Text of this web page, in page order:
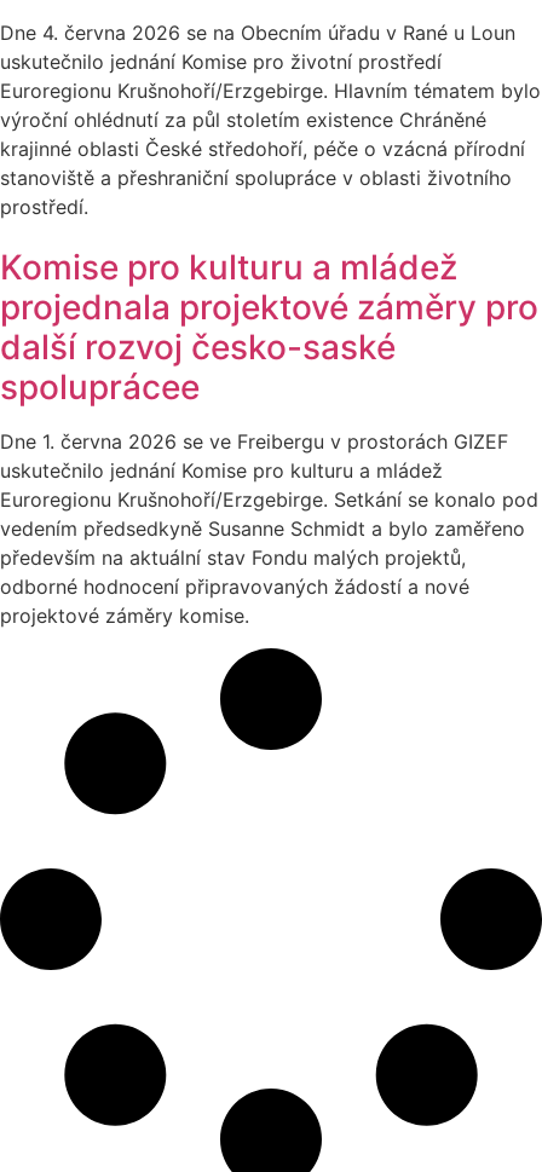
Dne 4. června 2026 se na Obecním úřadu v Rané u Loun
uskutečnilo jednání Komise pro životní prostředí
Euroregionu Krušnohoří/Erzgebirge. Hlavním tématem bylo
výroční ohlédnutí za půl stoletím existence Chráněné
krajinné oblasti České středohoří, péče o vzácná přírodní
stanoviště a přeshraniční spolupráce v oblasti životního
prostředí.
Komise pro kulturu a mládež
projednala projektové záměry pro
další rozvoj česko-saské
spoluprácee
Dne 1. června 2026 se ve Freibergu v prostorách GIZEF
uskutečnilo jednání Komise pro kulturu a mládež
Euroregionu Krušnohoří/Erzgebirge. Setkání se konalo pod
vedením předsedkyně Susanne Schmidt a bylo zaměřeno
především na aktuální stav Fondu malých projektů,
odborné hodnocení připravovaných žádostí a nové
projektové záměry komise.